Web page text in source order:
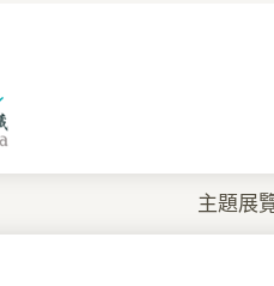
主題展